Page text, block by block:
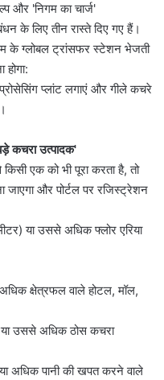
और 'निगम का चार्ज'
के लिए तीन रास्ते दिए गए हैं।
के ग्लोबल ट्रांसफर स्टेशन भेजती
प्लांट लगाएं और गीले कचरे
कचरा उत्पादक'
किसी एक को भी पूरा करता है, तो
और पोर्टल पर रजिस्ट्रेशन
या उससे अधिक फ्लोर एरिया
क्षेत्रफल वाले होटल, मॉल,
या उससे अधिक ठोस कचरा
अधिक पानी की खपत करने वाले